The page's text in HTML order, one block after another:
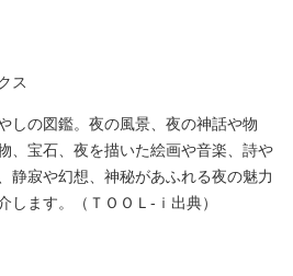
ス
の図鑑。夜の風景、夜の神話や物
、宝石、夜を描いた絵画や音楽、詩や
静寂や幻想、神秘があふれる夜の魅力
します。（ＴＯＯＬ-ｉ出典）